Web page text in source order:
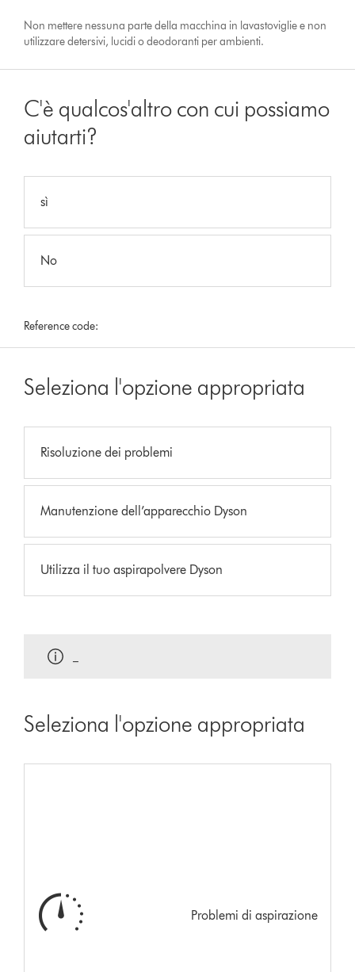
Non mettere nessuna parte della macchina in lavastoviglie e non
utilizzare detersivi, lucidi o deodoranti per ambienti.
C'è qualcos'altro con cui possiamo
aiutarti?
sì
No
Reference code:
Seleziona l'opzione appropriata
Risoluzione dei problemi
Manutenzione dell’apparecchio Dyson
Utilizza il tuo aspirapolvere Dyson
Seleziona l'opzione appropriata
Problemi di aspirazione